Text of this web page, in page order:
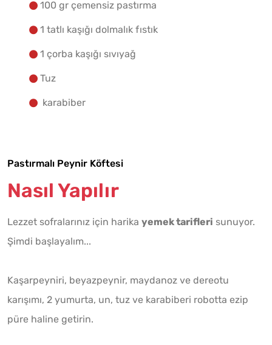
100 gr çemensiz pastırma
1 tatlı kaşığı dolmalık fıstık
1 çorba kaşığı sıvıyağ
Tuz
karabiber
Pastırmalı Peynir Köftesi
Nasıl Yapılır
Lezzet sofralarınız için harika yemek tarifleri sunuyor.
Şimdi başlayalım...
Kaşarpeyniri, beyazpeynir, maydanoz ve dereotu
karışımı, 2 yumurta, un, tuz ve karabiberi robotta ezip
püre haline getirin.